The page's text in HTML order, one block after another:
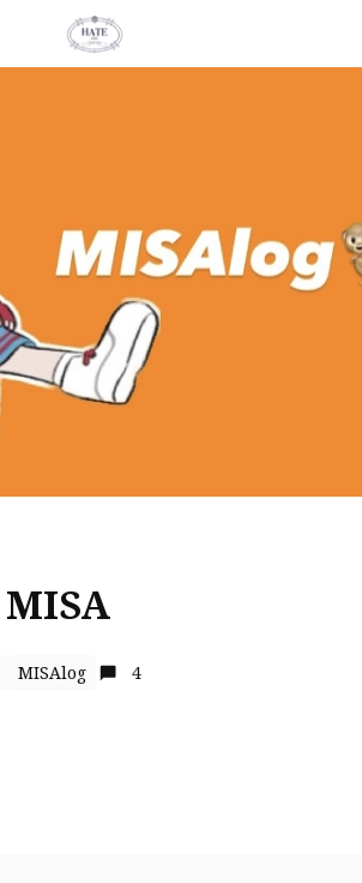
MISA
MISAlog 4